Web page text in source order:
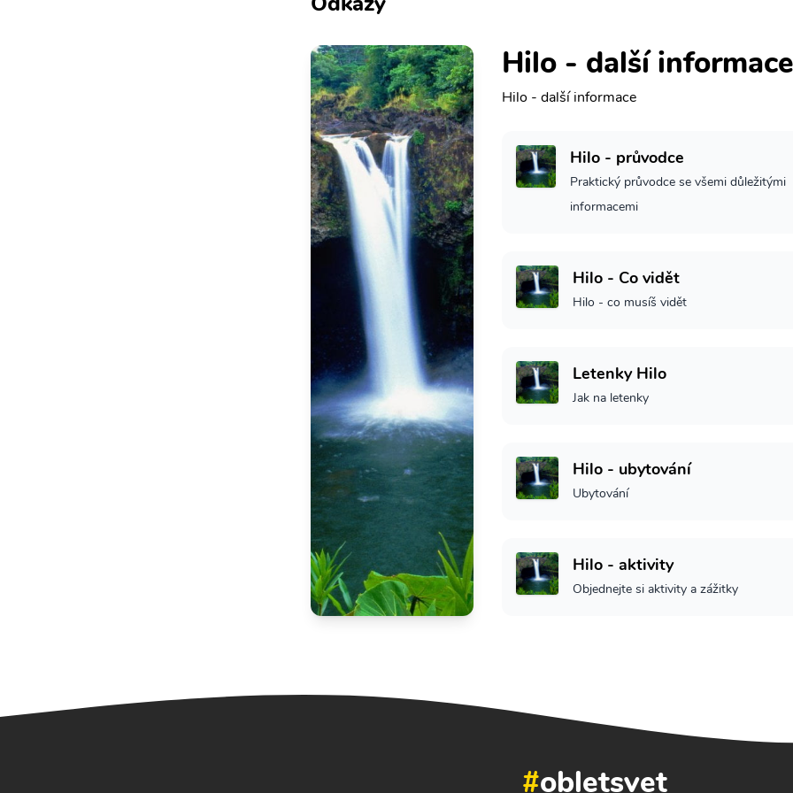
Hilo - další informace
Hilo - další informace
Hilo - průvodce
Praktický průvodce se všemi důležitými
informacemi
Hilo - Co vidět
Hilo - co musíš vidět
Letenky Hilo
Jak na letenky
Hilo - ubytování
Ubytování
Hilo - aktivity
Objednejte si aktivity a zážitky
#obletsvet